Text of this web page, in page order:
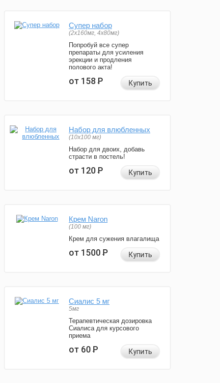
Супер набор
(2х160мг, 4х80мг)
Попробуй все супер
препараты для усиления
эрекции и продления
полового акта!
от 158Р Купить
Набор для влюбленных
(10х100 мг)
Набор для двоих, добавь
страсти в постель!
от 120Р Купить
Крем Naron
(100 мг)
Крем для сужения влагалища
от 1500Р Купить
Сиалис 5 мг
5мг
Терапевтическая дозировка
Сиалиса для курсового
приема
от 60Р Купить